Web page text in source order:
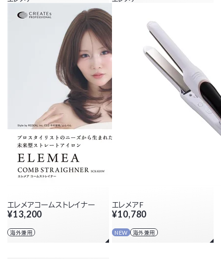
エレメアコームストレイナー
¥13,200
海外兼用
エレメアF
¥10,780
NEW 海外兼用